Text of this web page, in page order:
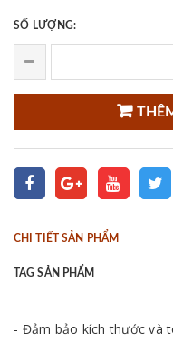
SỐ LƯỢNG:
CHI TIẾT SẢN PHẨM
TAG SẢN PHẨM
- Đảm bảo kích thước và